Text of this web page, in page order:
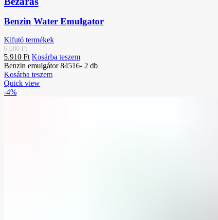
Benzin Water Emulgator
Kifutó termékek
6.600Ft
5.910 Ft Kosárba teszem
Benzin emulgátor 84516- 2 db
Kosárba teszem
Quick view
-4%